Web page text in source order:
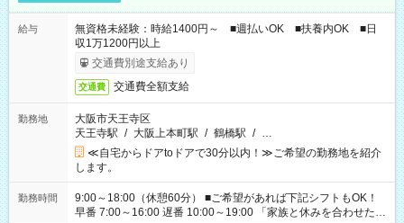
給与
無資格未経験：時給1400円～ ■週払いOK ■扶養内OK ■日
収1万1200円以上
交通費別途支給あり
交通費 交通費全額支給
勤務地
大阪市天王寺区
天王寺駅 / 大阪上本町駅 / 鶴橋駅 / …
≪自宅からドアtoドアで30分以内！≫ご希望の勤務地を紹介
します。
勤務時間
9:00～18:00（休憩60分） ■ご希望があれば下記シフトもOK！
早番 7:00～16:00 遅番 10:00～19:00 「家族と休みを合わせた